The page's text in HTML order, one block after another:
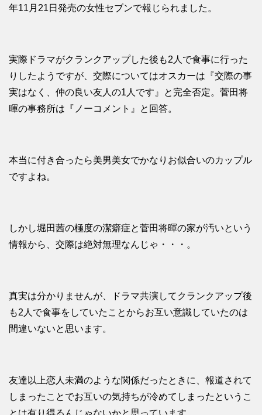
年11月21日発売の女性セブンで報じられました。
実際ドラマがクランクアップした後も2人で食事に行った
りしたようですが、交際についてはオスカーは『交際の事
実はなく、仲の良い友人の1人です』と完全否定。菅田将
暉の事務所は『ノーコメント』と回答。
本当に付き合ったら美男美女でかなりお似合いのカップル
ですよね。
しかし堀田茜の極度の潔癖症と菅田将暉の家が汚いという
情報から、交際は絶対無理なんじゃ・・・。
真実は分かりませんが、ドラマ共演してクランクアップ後
も2人で食事をしていたことからお互い意識していたのは
間違いないと思います。
友達以上恋人未満のような関係だったときに、報道されて
しまったことでお互いの気持ちが冷めてしまったというこ